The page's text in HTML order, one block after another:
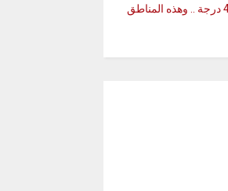
الحرارة فيها إلى 47 درجة .. وهذه المناطق